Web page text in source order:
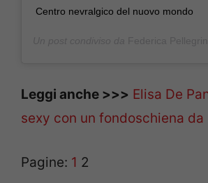
Centro nevralgico del nuovo mondo
Leggi anche >>> Elisa De
sexy con un fondoschiena da
Pagine: 1 2